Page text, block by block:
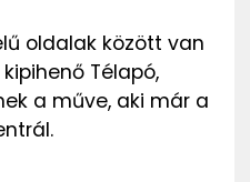
oldalak között van
Télapó,
a műve, aki már a